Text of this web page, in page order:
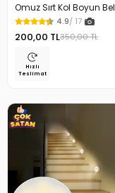
Omuz Sırt Kol Boyun Bel
Kelebek Masaj Aleti
4.9/ 17
200,00 TL350,00 TL
Hızlı
Teslimat